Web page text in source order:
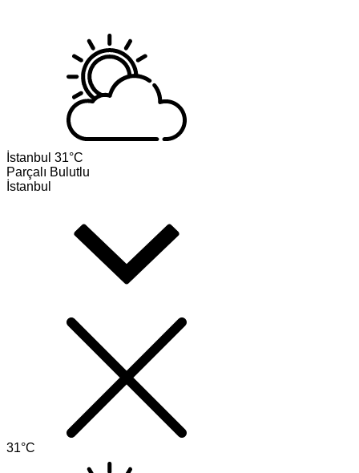
İstanbul 31°C
Parçalı Bulutlu
İstanbul
31°C